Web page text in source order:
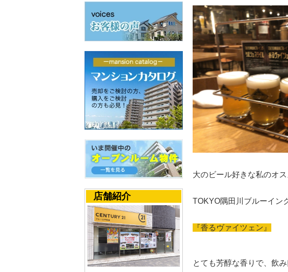
大のビール好きな私のオス
TOKYO隅田川ブルーイン
『香るヴァイツェン』
とても芳醇な香りで、飲
店舗紹介